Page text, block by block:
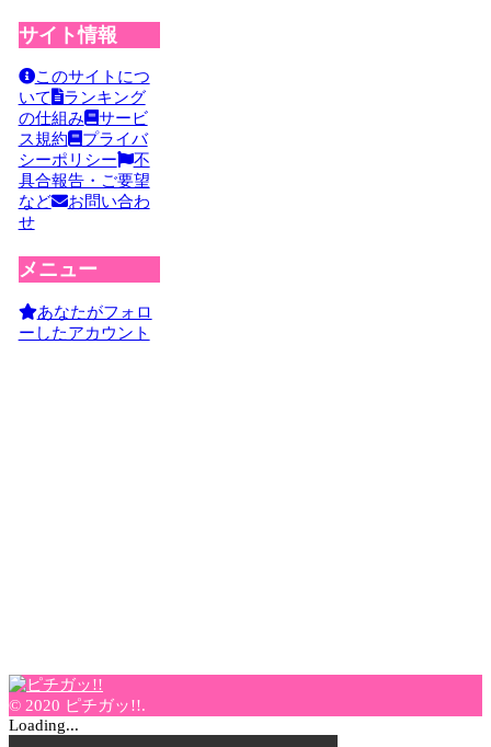
サイト情報
このサイトにつ
いて
ランキング
の仕組み
サービ
ス規約
プライバ
シーポリシー
不
具合報告・ご要望
など
お問い合わ
せ
メニュー
あなたがフォロ
ーしたアカウント
© 2020 ピチガッ!!.
Loading...